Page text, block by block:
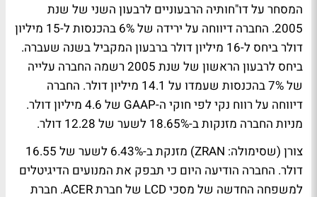
המסחר על דו"חותיה הרבעוניים לרבעון השני של שנת
2005. החברה דיווחה על ירידה של 6% בהכנסות ל-15 מיליון
דולר ביחס ל-16 מיליון דולר ברבעון המקביל בשנה שעברה.
ביחס לרבעון הראשון של שנת 2005 רשמה החברה עלייה
של 7% בהכנסות שעמדו על 14.1 מיליון דולר. החברה
דיווחה על רווח נקי לפי חוקי ה-GAAP של 4.6 מיליון דולר.
מניות החברה מזנקות ב-18.65% לשער של 12.28 דולר.
צורן (שסימולה: ZRAN) מזנקת ב-6.43% לשער של 16.55
דולר. החברה הודיעה היום כי תבפק את המנועים הדיגיטלים
למשפחה החדשה של מסכי LCD של חברת ACER. חברת